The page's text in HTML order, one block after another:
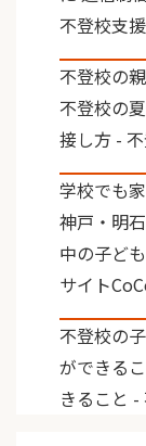
不登校支
不登校の
不登校の
接し方 -
学校でも
神戸・明
中の子ど
サイト
不登校の
ができる
きること